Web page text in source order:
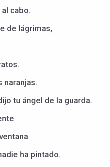
cabo.
de lágrimas,
naranjas.
tu ángel de la guarda.
ha pintado.